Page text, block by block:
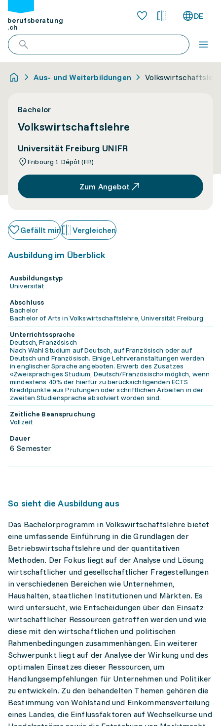
berufsberatung
.ch
DE
Aus- und Weiterbildungen
Bachelor
Volkswirtschaftslehre
Universität Freiburg UNIFR
Fribourg 1 Dépôt (FR)
Zum Angebot
Gefällt mir Vergleichen
Ausbildung im Überblick
Ausbildungstyp
Universität
Abschluss
Bachelor
Bachelor of Arts in Volkswirtschaftslehre, Universität Freiburg
Unterrichtssprache
Deutsch, Französisch
Nach Wahl Studium auf Deutsch, auf Französisch oder auf
Deutsch und Französisch. Einige Lehrveranstaltungen werden
in englischer Sprache angeboten. Erwerb des Zusatzes
«Zweisprachiges Studium, Deutsch/Französisch» möglich, wenn
mindestens 40% der hierfür zu berücksichtigenden ECTS
Kreditpunkte aus Prüfungen oder schriftlichen Arbeiten in der
zweiten Studiensprache absolviert worden sind.
Zeitliche Beanspruchung
Vollzeit
Dauer
6 Semester
So sieht die Ausbildung aus
Das Bachelorprogramm in Volkswirtschaftslehre bietet
eine umfassende Einführung in die Grundlagen der
Betriebswirtschaftslehre und der quantitativen
Methoden. Der Fokus liegt auf der Analyse und Lösung
wirtschaftlicher und gesellschaftlicher Fragestellungen
in verschiedenen Bereichen wie Unternehmen,
Haushalten, staatlichen Institutionen und Märkten. Es
wird untersucht, wie Entscheidungen über den Einsatz
wirtschaftlicher Ressourcen getroffen werden und wie
diese mit den wirtschaftlichen und politischen
Rahmenbedingungen zusammenhängen. Ein weiterer
Schwerpunkt liegt auf der Analyse der Wirkung und des
optimalen Einsatzes dieser Ressourcen, um
Handlungsempfehlungen für Unternehmen und Politiker
zu entwickeln. Zu den behandelten Themen gehören die
Bestimmung von Wohlstand und Einkommensverteilung
eines Landes, die Einflussfaktoren auf Wechselkurse und